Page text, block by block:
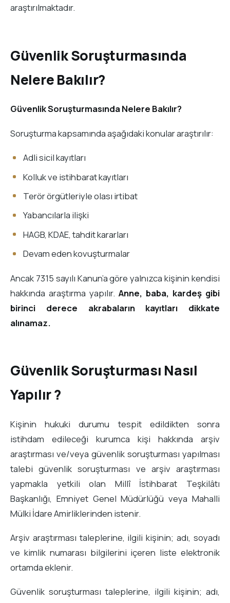
araştırılmaktadır.
Güvenlik Soruşturmasında
Nelere Bakılır?
Güvenlik Soruşturmasında Nelere Bakılır?
Soruşturma kapsamında aşağıdaki konular araştırılır:
Adli sicil kayıtları
Kolluk ve istihbarat kayıtları
Terör örgütleriyle olası irtibat
Yabancılarla ilişki
HAGB, KDAE, tahdit kararları
Devam eden kovuşturmalar
Ancak 7315 sayılı Kanun’a göre yalnızca kişinin kendisi
hakkında araştırma yapılır. Anne, baba, kardeş gibi
birinci derece akrabaların kayıtları dikkate
alınamaz.
Güvenlik Soruşturması Nasıl
Yapılır ?
Kişinin hukuki durumu tespit edildikten sonra
istihdam edileceği kurumca kişi hakkında arşiv
araştırması ve/veya güvenlik soruşturması yapılması
talebi güvenlik soruşturması ve arşiv araştırması
yapmakla yetkili olan Millî İstihbarat Teşkilâtı
Başkanlığı, Emniyet Genel Müdürlüğü veya Mahalli
Mülki İdare Amirliklerinden istenir.
Arşiv araştırması taleplerine, ilgili kişinin; adı, soyadı
ve kimlik numarası bilgilerini içeren liste elektronik
ortamda eklenir.
Güvenlik soruşturması taleplerine, ilgili kişinin; adı,